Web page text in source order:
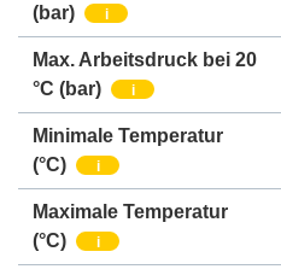
(bar)
i
Max. Arbeitsdruck bei 20
°C (bar)
i
Minimale Temperatur
(°C)
i
Maximale Temperatur
(°C)
i